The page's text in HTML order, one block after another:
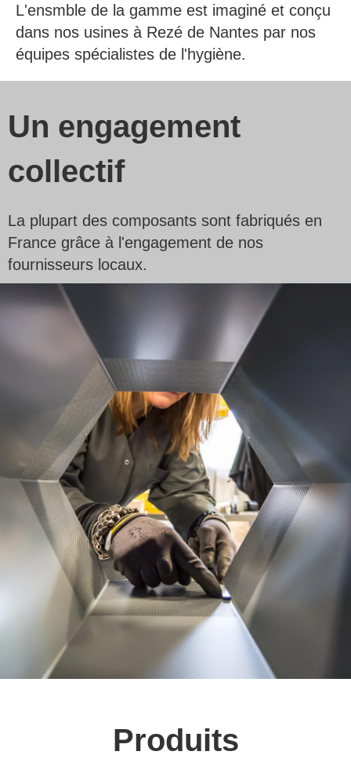
L'ensmble de la gamme est imaginé et conçu
dans nos usines à Rezé de Nantes par nos
équipes spécialistes de l'hygiène.
Un engagement
collectif
La plupart des composants sont fabriqués en
France grâce à l'engagement de nos
fournisseurs locaux.
Produits